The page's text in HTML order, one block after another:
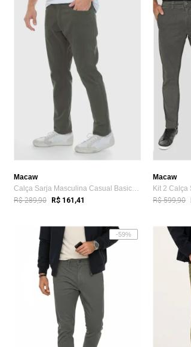
Macaw
Calça Sarja Masculina Casual Basica Slim...
R$ 289,90 R$ 161,41
Macaw
R$ 599,90
-59%